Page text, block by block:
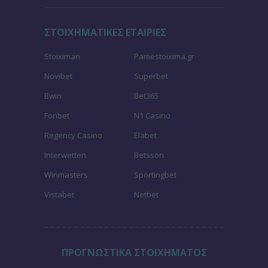
ΣΤΟΙΧΗΜΑΤΙΚΕΣ ΕΤΑΙΡΙΕΣ
Stoiximan
Pamestoixima.gr
Novibet
Superbet
Bwin
Bet365
Fonbet
N1 Casino
Regency Casino
Elabet
Interwetten
Betsson
Winmasters
Sportingbet
Vistabet
Netbet
ΠΡΟΓΝΩΣΤΙΚΑ ΣΤΟΙΧΗΜΑΤΟΣ